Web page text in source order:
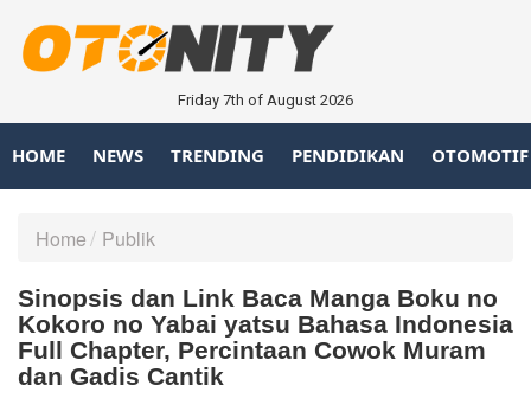
Friday 7th of August 2026
HOME NEWS TRENDING PENDIDIKAN OTOMOTIF
Home Publik
Sinopsis dan Link Baca Manga Boku no
Kokoro no Yabai yatsu Bahasa Indonesia
Full Chapter, Percintaan Cowok Muram
dan Gadis Cantik